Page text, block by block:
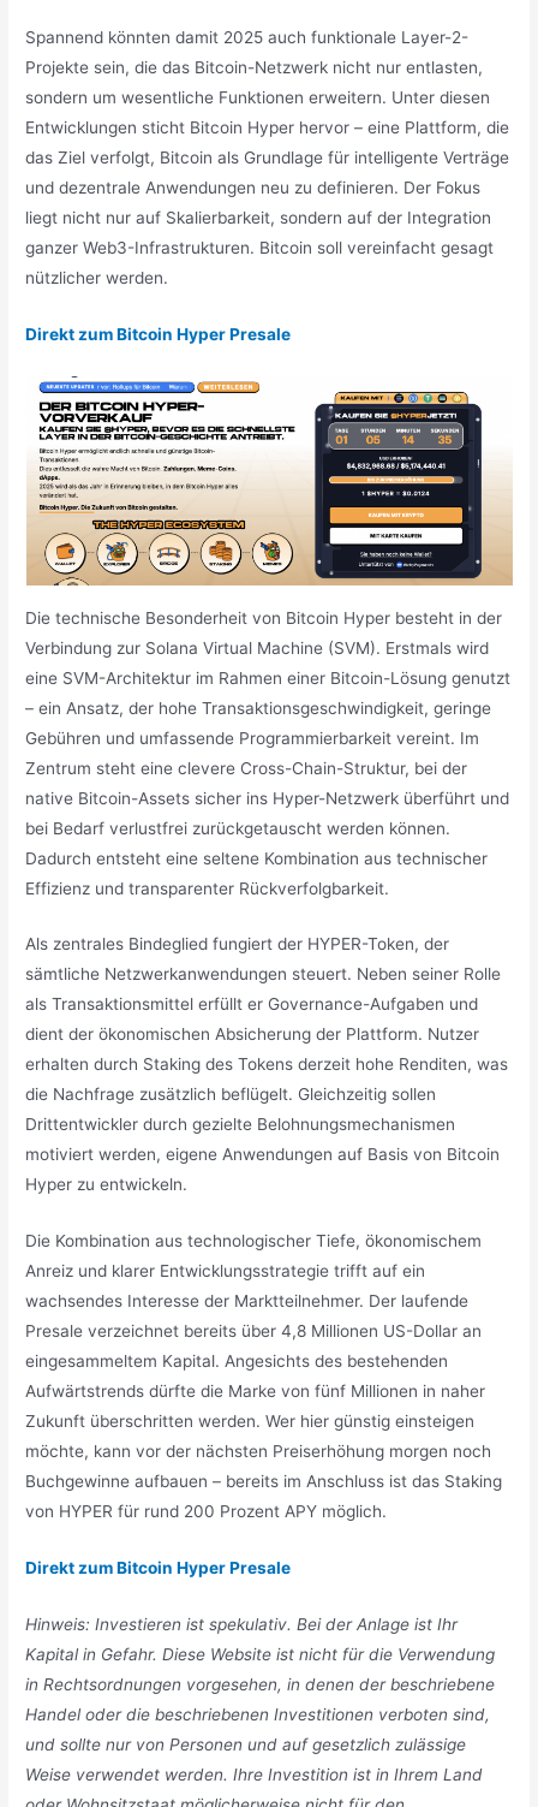
Spannend könnten damit 2025 auch funktionale Layer-2-
Projekte sein, die das Bitcoin-Netzwerk nicht nur entlasten,
sondern um wesentliche Funktionen erweitern. Unter diesen
Entwicklungen sticht Bitcoin Hyper hervor – eine Plattform, die
das Ziel verfolgt, Bitcoin als Grundlage für intelligente Verträge
und dezentrale Anwendungen neu zu definieren. Der Fokus
liegt nicht nur auf Skalierbarkeit, sondern auf der Integration
ganzer Web3-Infrastrukturen. Bitcoin soll vereinfacht gesagt
nützlicher werden.
Direkt zum Bitcoin Hyper Presale
Die technische Besonderheit von Bitcoin Hyper besteht in der
Verbindung zur Solana Virtual Machine (SVM). Erstmals wird
eine SVM-Architektur im Rahmen einer Bitcoin-Lösung genutzt
– ein Ansatz, der hohe Transaktionsgeschwindigkeit, geringe
Gebühren und umfassende Programmierbarkeit vereint. Im
Zentrum steht eine clevere Cross-Chain-Struktur, bei der
native Bitcoin-Assets sicher ins Hyper-Netzwerk überführt und
bei Bedarf verlustfrei zurückgetauscht werden können.
Dadurch entsteht eine seltene Kombination aus technischer
Effizienz und transparenter Rückverfolgbarkeit.
Als zentrales Bindeglied fungiert der HYPER-Token, der
sämtliche Netzwerkanwendungen steuert. Neben seiner Rolle
als Transaktionsmittel erfüllt er Governance-Aufgaben und
dient der ökonomischen Absicherung der Plattform. Nutzer
erhalten durch Staking des Tokens derzeit hohe Renditen, was
die Nachfrage zusätzlich beflügelt. Gleichzeitig sollen
Drittentwickler durch gezielte Belohnungsmechanismen
motiviert werden, eigene Anwendungen auf Basis von Bitcoin
Hyper zu entwickeln.
Die Kombination aus technologischer Tiefe, ökonomischem
Anreiz und klarer Entwicklungsstrategie trifft auf ein
wachsendes Interesse der Marktteilnehmer. Der laufende
Presale verzeichnet bereits über 4,8 Millionen US-Dollar an
eingesammeltem Kapital. Angesichts des bestehenden
Aufwärtstrends dürfte die Marke von fünf Millionen in naher
Zukunft überschritten werden. Wer hier günstig einsteigen
möchte, kann vor der nächsten Preiserhöhung morgen noch
Buchgewinne aufbauen – bereits im Anschluss ist das Staking
von HYPER für rund 200 Prozent APY möglich.
Direkt zum Bitcoin Hyper Presale
Hinweis: Investieren ist spekulativ. Bei der Anlage ist Ihr
Kapital in Gefahr. Diese Website ist nicht für die Verwendung
in Rechtsordnungen vorgesehen, in denen der beschriebene
Handel oder die beschriebenen Investitionen verboten sind,
und sollte nur von Personen und auf gesetzlich zulässige
Weise verwendet werden. Ihre Investition ist in Ihrem Land